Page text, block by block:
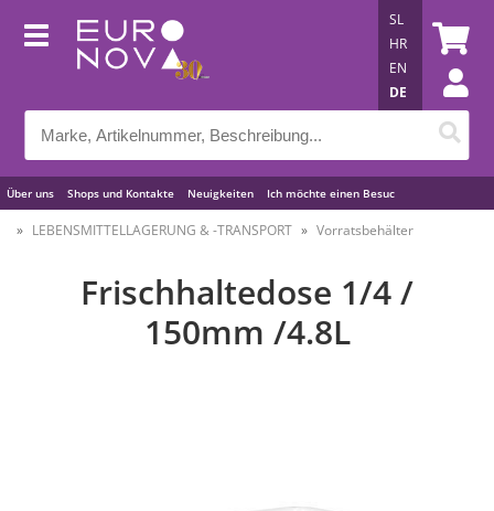
Über uns Shops und Kontakte Neuigkeiten Ich möchte einen Besuc
Nützliche Tipps
SL
HR
EN
DE
LEBENSMITTELLAGERUNG & -TRANSPORT Vorratsbehälter
Frischhaltedose 1/4 /
150mm /4.8L